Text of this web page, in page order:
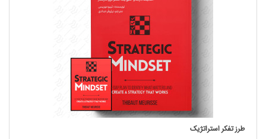
طرز تفکر استراتژیک